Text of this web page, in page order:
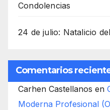
Condolencias
24 de julio: Natalicio
Comentarios
Carhen Castellanos en
Moderna Profesional